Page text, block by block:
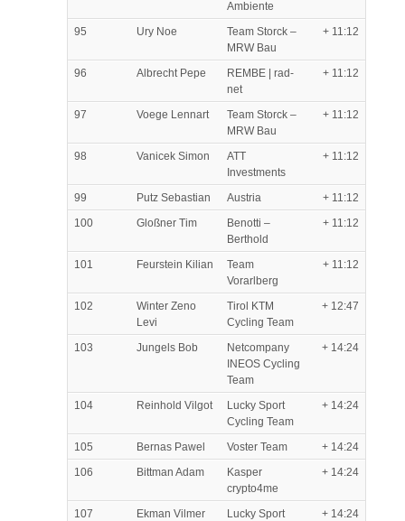
Ambiente
95
Ury Noe
Team Storck –
MRW Bau
+ 11:12
96 Albrecht Pepe
REMBE | rad-
net
+ 11:12
97 Voege Lennart
Team Storck –
MRW Bau
+ 11:12
98 Vanicek Simon
ATT
Investments
+ 11:12
99 Putz Sebastian Austria
+ 11:12
100
Gloßner Tim
Benotti –
Berthold
+ 11:12
101 Feurstein Kilian
Team
Vorarlberg
+ 11:12
102
Winter Zeno
Levi
Tirol KTM
Cycling Team
+ 12:47
103 Jungels Bob
Netcompany
INEOS Cycling
Team
+ 14:24
104 Reinhold Vilgot
Lucky Sport
Cycling Team
+ 14:24
105 Bernas Pawel Voster Team
+ 14:24
106
Bittman Adam
Kasper
crypto4me
+ 14:24
107 Ekman Vilmer
Lucky Sport
+ 14:24